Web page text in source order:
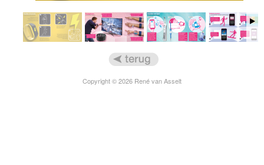
Copyright © 2026 René van Asselt